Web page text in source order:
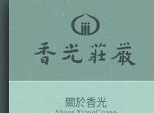
關於香光